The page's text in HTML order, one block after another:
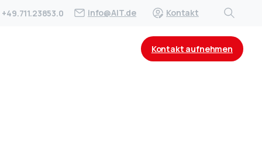
+49.711.23853.0 info@AIT.de Kontakt
Kontakt aufnehmen